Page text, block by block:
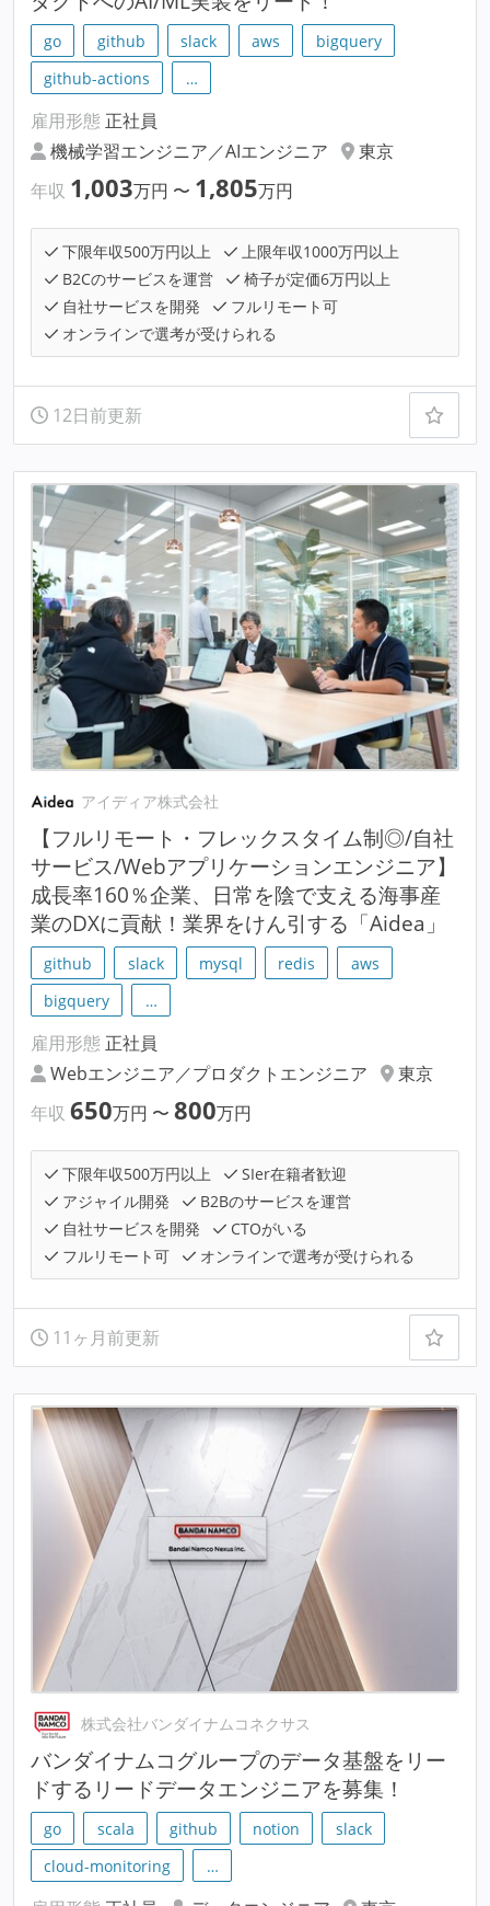
go github slack aws
bigquery
github-actions
…
雇用形態 正社員
機械学習エンジニア／AIエンジニア
東京
年収 1,003万円 〜 1,805万円
下限年収500万円以上
上限年収1000万円以上
B2Cのサービスを運営
椅子が定価6万円以上
自社サービスを開発
フルリモート可
オンラインで選考が受けられる
12日前更新
アイディア株式会社
【フルリモート・フレックスタイム制◎/自社
サービス/Webアプリケーションエンジニア】
成長率160％企業、日常を陰で支える海事産
業のDXに貢献！業界をけん引する「Aidea」
github slack mysql redis
aws
bigquery
…
雇用形態 正社員
Webエンジニア／プロダクトエンジニア
東京
年収 650万円 〜 800万円
下限年収500万円以上
SIer在籍者歓迎
アジャイル開発
B2Bのサービスを運営
自社サービスを開発
CTOがいる
フルリモート可
オンラインで選考が受けられる
11ヶ月前更新
株式会社バンダイナムコネクサス
バンダイナムコグループのデータ基盤をリー
ドするリードデータエンジニアを募集！
go scala github notion
slack
cloud-monitoring
…